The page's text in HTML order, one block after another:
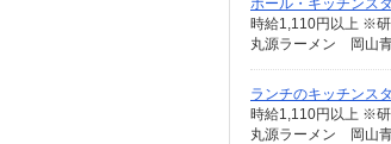
ホール・キッチンス
時給1,110円以上 ※
丸源ラーメン 岡山
ランチのキッチンス
時給1,110円以上 ※
丸源ラーメン 岡山